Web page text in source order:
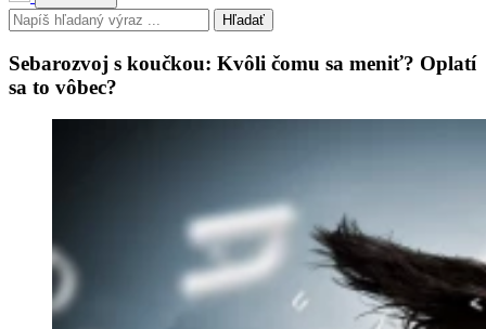
Hľadať
Sebarozvoj s koučkou: Kvôli čomu sa meniť? Oplatí
sa to vôbec?